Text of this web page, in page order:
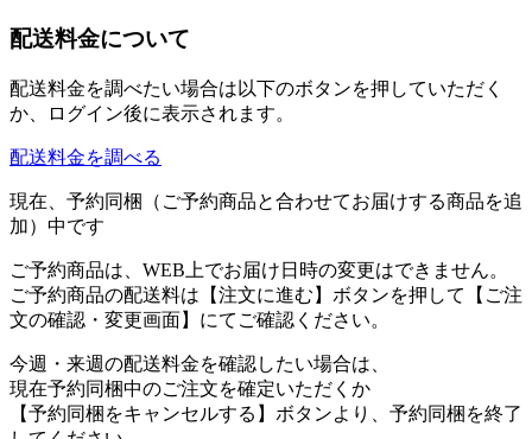
配送料金について
配送料金を調べたい場合は以下のボタンを押していただく
か、ログイン後に表示されます。
配送料金を調べる
現在、予約同梱（ご予約商品と合わせてお届けする商品を追
加）中です
ご予約商品は、WEB上でお届け日時の変更はできません。
ご予約商品の配送料は【注文に進む】ボタンを押して【ご注
文の確認・変更画面】にてご確認ください。
今週・来週の配送料金を確認したい場合は、
現在予約同梱中のご注文を確定いただくか
【予約同梱をキャンセルする】ボタンより、予約同梱を終了